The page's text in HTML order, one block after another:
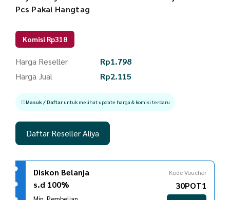
Pcs Pakai Hangtag
Komisi Rp318
Harga Reseller Rp1.798
Harga Jual
Rp2.115
Masuk / Daftaruntuk melihat update harga & komisi terbaru
Daftar Reseller Aliya
Diskon Belanja
s.d 100%
Kode Voucher
30POT1